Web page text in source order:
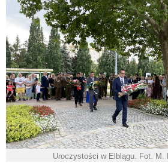
Uroczystości w Elblągu. Fot. M.